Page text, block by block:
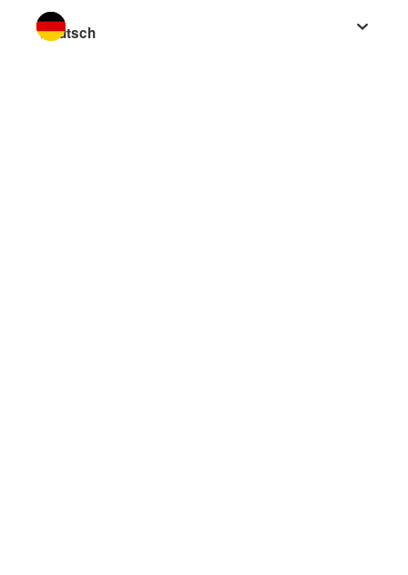
Sprache wechseln zu